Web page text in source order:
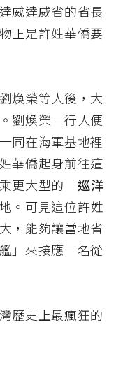
威達威省的省長
正是許姓華僑要
煥榮等人後，大
劉煥榮一行人便
同在海軍基地裡
華僑起身前往這
更大型的「巡洋
。可見這位許姓
，能夠讓當地省
」來接應一名從
歷史上最瘋狂的